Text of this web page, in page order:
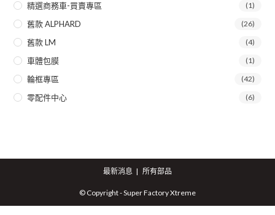
精選商務車-買賣專區 (1)
舊款 ALPHARD (26)
舊款 LM (4)
車體包膜 (1)
輪框專區 (42)
零配件中心 (6)
最新消息 所有部品
© Copyright - Super Factory Xtreme